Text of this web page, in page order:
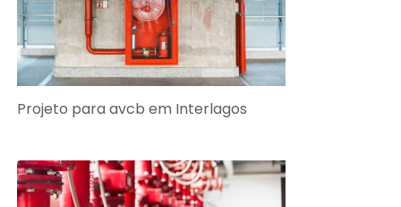
Projeto para avcb em Interlagos